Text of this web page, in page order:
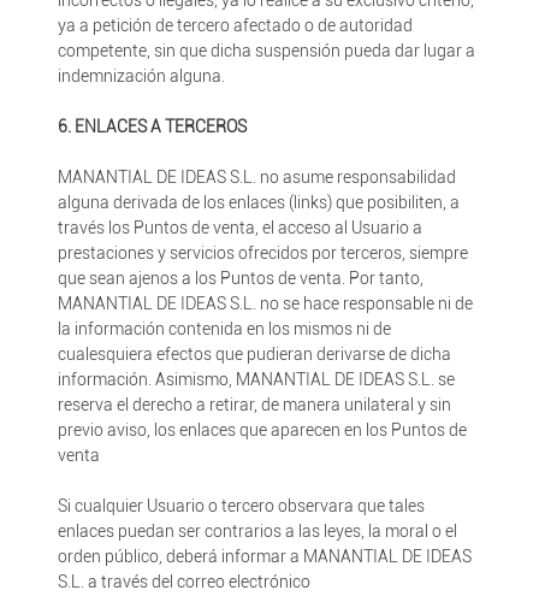
ya a petición de tercero afectado o de autoridad
competente, sin que dicha suspensión pueda dar lugar a
indemnización alguna.
6. ENLACES A TERCEROS
MANANTIAL DE IDEAS S.L. no asume responsabilidad
alguna derivada de los enlaces (links) que posibiliten, a
través los Puntos de venta, el acceso al Usuario a
prestaciones y servicios ofrecidos por terceros, siempre
que sean ajenos a los Puntos de venta. Por tanto,
MANANTIAL DE IDEAS S.L. no se hace responsable ni de
la información contenida en los mismos ni de
cualesquiera efectos que pudieran derivarse de dicha
información. Asimismo, MANANTIAL DE IDEAS S.L. se
reserva el derecho a retirar, de manera unilateral y sin
previo aviso, los enlaces que aparecen en los Puntos de
venta
Si cualquier Usuario o tercero observara que tales
enlaces puedan ser contrarios a las leyes, la moral o el
orden público, deberá informar a MANANTIAL DE IDEAS
S.L. a través del correo electrónico